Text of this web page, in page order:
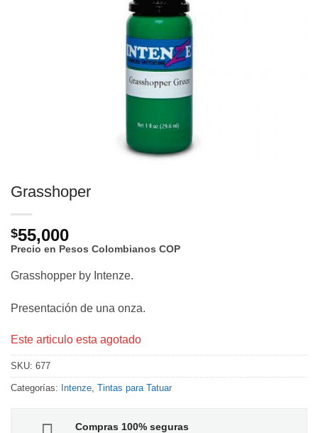
Grasshoper
$55,000
Precio en Pesos Colombianos COP
Grasshopper by Intenze.
Presentación de una onza.
Este articulo esta agotado
SKU: 677
Categorías: Intenze Tintas para Tatuar
Compras 100% seguras